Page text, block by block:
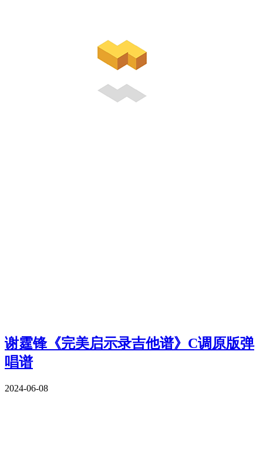
谢霆锋《完美启示录吉他谱》C调原版弹
唱谱
2024-06-08